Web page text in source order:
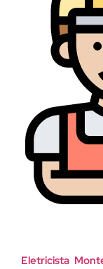
Eletricista